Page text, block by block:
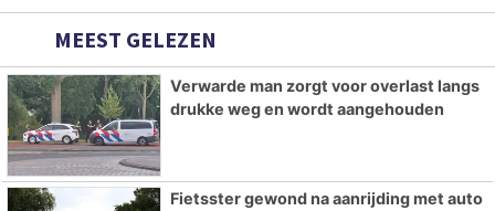
MEEST GELEZEN
Verwarde man zorgt voor overlast langs
drukke weg en wordt aangehouden
Fietsster gewond na aanrijding met auto